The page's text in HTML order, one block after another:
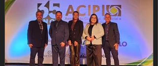
Cleilson Gazabin. O encontro reuniu
empresários, lideranças, convidados e
representantes do meio corporativo em um
ambiente voltado à troca de ideias,
fortalecimento de relações e valorização de
temas fundamentais para o presente